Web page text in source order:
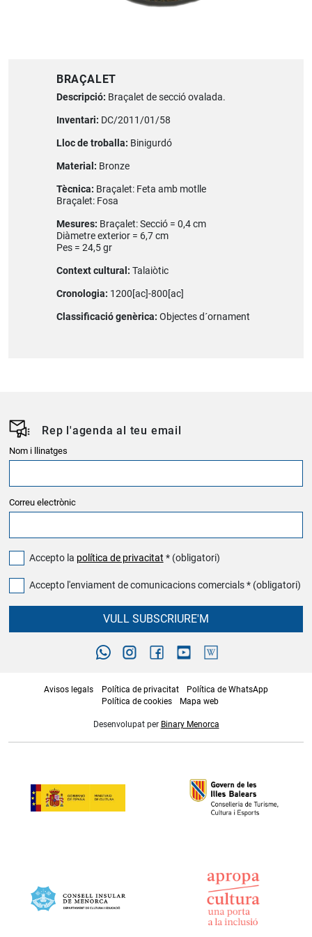
BRAÇALET
Descripció: Braçalet de secció ovalada.
Inventari: DC/2011/01/58
Lloc de troballa: Binigurdó
Material: Bronze
Tècnica: Braçalet: Feta amb motlle
Braçalet: Fosa
Mesures: Braçalet: Secció = 0,4 cm
Diàmetre exterior = 6,7 cm
Pes = 24,5 gr
Context cultural: Talaiòtic
Cronologia: 1200[ac]-800[ac]
Classificació genèrica: Objectes d´ornament
Rep l'agenda al teu email
Nom i llinatges
Correu electrònic
Accepto la política de privacitat * (obligatori)
Accepto l'enviament de comunicacions comercials * (obligatori)
VULL SUBSCRIURE'M
Avisos legals Política de privacitat
Política de WhatsApp
Política de cookies
Mapa web
Desenvolupat per Binary Menorca